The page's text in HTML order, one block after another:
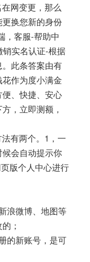
网变更，那么
换您新的身份
，客服-帮助中
实名认证-根据
此条答案由有
作为度小满金
、快捷、安心
，立即测额，
有两个。1，一
会自动提示你
版个人中心进行
浪微博、地图等
；
的新账号，是可